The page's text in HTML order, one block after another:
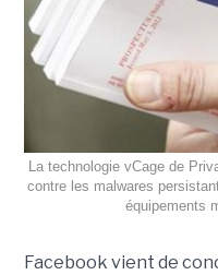
La technologie vCage de
contre les malwares
équipements
Facebook vient de